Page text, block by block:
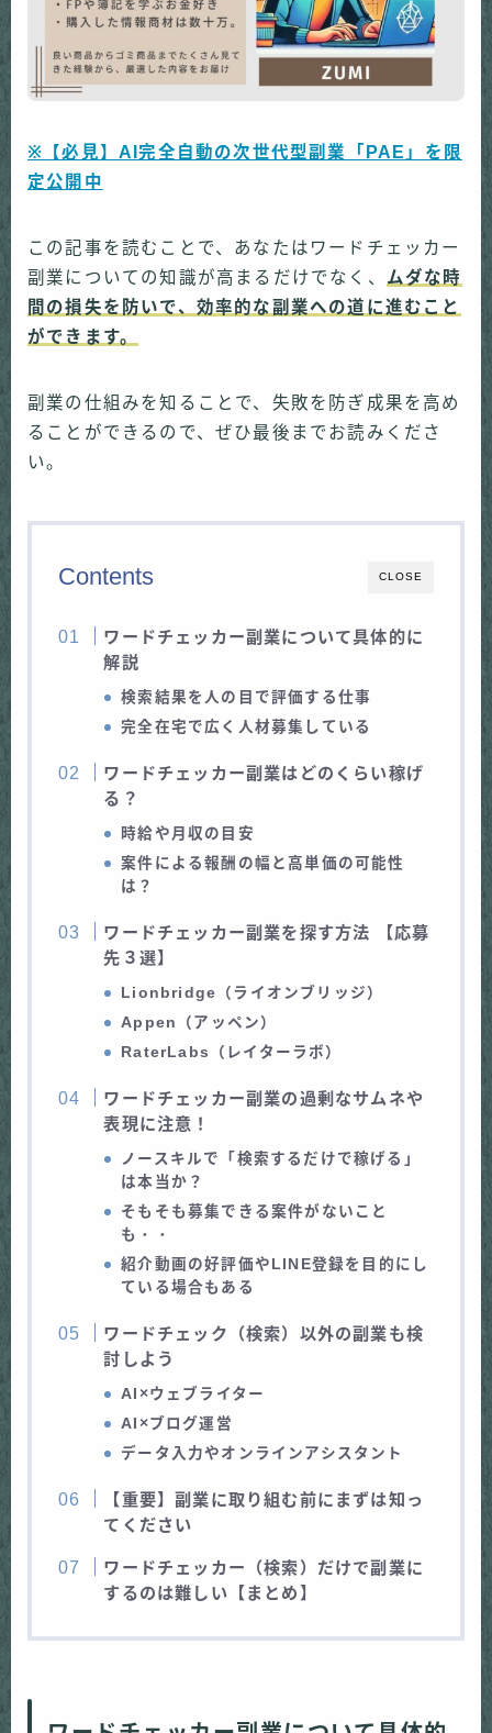
※【必見】AI完全自動の次世代型副業「PAE」を限
定公開中
この記事を読むことで、あなたはワードチェッカー
副業についての知識が高まるだけでなく、 ムダな時
間の損失を防いで、効率的な副業への道に進むこと
ができます。
副業の仕組みを知ることで、失敗を防ぎ成果を高め
ることができるので、ぜひ最後までお読みくださ
い。
CLOSE
Contents
ワードチェッカー副業について具体的に
解説
検索結果を人の目で評価する仕事
完全在宅で広く人材募集している
ワードチェッカー副業はどのくらい稼げ
る？
時給や月収の目安
案件による報酬の幅と高単価の可能性
は？
ワードチェッカー副業を探す方法 【応募
先３選】
Lionbridge（ライオンブリッジ）
Appen（アッペン）
RaterLabs（レイターラボ）
ワードチェッカー副業の過剰なサムネや
表現に注意！
ノースキルで「検索するだけで稼げる」
は本当か？
そもそも募集できる案件がないこと
も ・・
紹介動画の好評価やLINE登録を目的にし
ている場合もある
ワードチェック（検索）以外の副業も検
討しよう
AI×ウェブライター
AI×ブログ運営
データ入力やオンラインアシスタント
【重要】副業に取り組む前にまずは知っ
てください
ワードチェッカー（検索）だけで副業に
するのは難しい【まとめ】